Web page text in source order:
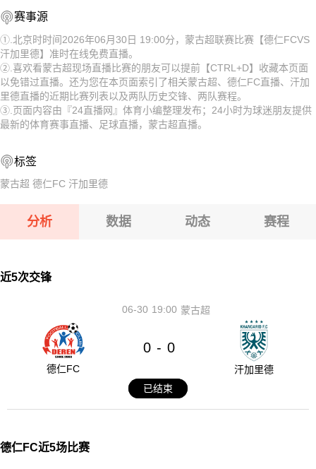
08-08 【匈乙】 多瑙蒂萨VS梅索科菲德
08-08 【瑞士乙】 沃韦体育VS梅林
08-08 【奥乙】 格拉茨风暴青年队VSFAC维也纳
08-08 【奥乙】 奥地利萨尔斯堡VS第一维也纳
08-08 【奥丙】 沃尔夫斯贝格业余队VS克拉根福多瑙河
08-08 【匈乙】 布达佩斯瓦苏塔斯VS凯奇凯梅特
08-08 【匈乙】 阿贾克VS卡格SE
08-08 【奥乙】 格拉茨风暴青年队VSFAC维也纳
赛事源
①.北京时时间2026年06月30日 19:00分，蒙古超联赛比赛【德仁FCVS
汗加里德】准时在线免费直播。
②.喜欢看蒙古超现场直播比赛的朋友可以提前【CTRL+D】收藏本页面
以免错过直播。还为您在本页面索引了相关蒙古超、德仁FC直播、汗加
里德直播的近期比赛列表以及两队历史交锋、两队赛程。
③.页面内容由『24直播网』体育小编整理发布；24小时为球迷朋友提供
最新的体育赛事直播、足球直播，蒙古超直播。
标签
蒙古超 德仁FC 汗加里德
分析 数据 动态 赛程
近5次交锋
19:00
06-30 蒙古超
德仁FC
0 - 0
汗加里德
已结束
德仁FC近5场比赛